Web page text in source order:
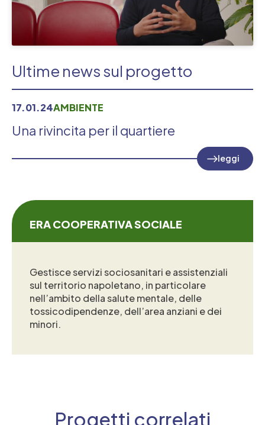
Ultime news sul progetto
17.01.24AMBIENTE
Una rivincita per il quartiere
leggi
ERA COOPERATIVA SOCIALE
Gestisce servizi sociosanitari e assistenziali
sul territorio napoletano, in particolare
nell’ambito della salute mentale, delle
tossicodipendenze, dell’area anziani e dei
minori.
Progetti correlati